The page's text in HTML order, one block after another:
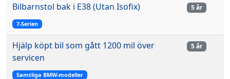
Bilbarnstol bak i E38 (Utan Isofix)
7-Serien
5 år
Hjälp köpt bil som gått 1200 mil över
servicen
Samtliga BMW-modeller
5 år